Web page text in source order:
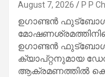
August 7, 2026 P P
ഉഗാണ്ടൻ ഫുട്ബോൾ
ഉഗാണ്ടൻ
ക്യാപ്റ്റനുമായ
ആക്രമണത്തിൽ